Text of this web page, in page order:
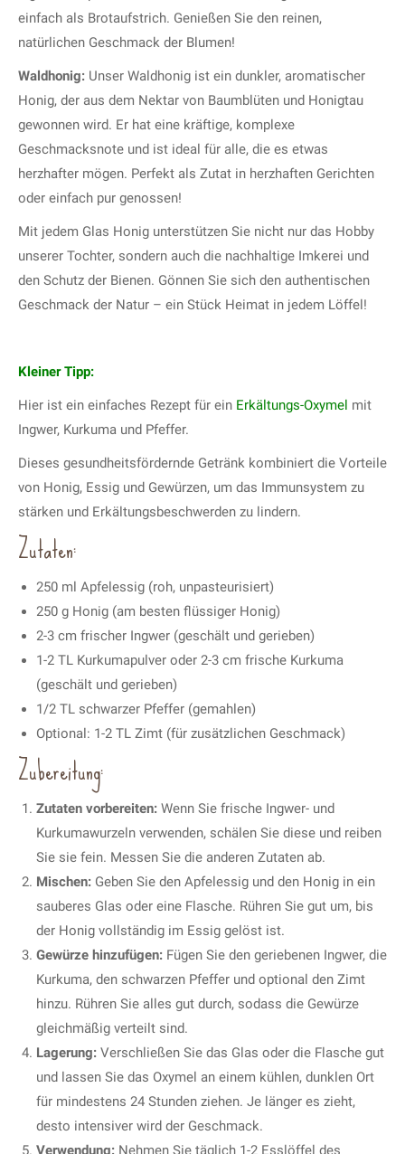
einfach als Brotaufstrich. Genießen Sie den reinen,
natürlichen Geschmack der Blumen!
Waldhonig: Unser Waldhonig ist ein dunkler, aromatischer
Honig, der aus dem Nektar von Baumblüten und Honigtau
gewonnen wird. Er hat eine kräftige, komplexe
Geschmacksnote und ist ideal für alle, die es etwas
herzhafter mögen. Perfekt als Zutat in herzhaften Gerichten
oder einfach pur genossen!
Mit jedem Glas Honig unterstützen Sie nicht nur das Hobby
unserer Tochter, sondern auch die nachhaltige Imkerei und
den Schutz der Bienen. Gönnen Sie sich den authentischen
Geschmack der Natur – ein Stück Heimat in jedem Löffel!
Kleiner Tipp:
Hier ist ein einfaches Rezept für ein Erkältungs-Oxymel mit
Ingwer, Kurkuma und Pfeffer.
Dieses gesundheitsfördernde Getränk kombiniert die Vorteile
von Honig, Essig und Gewürzen, um das Immunsystem zu
stärken und Erkältungsbeschwerden zu lindern.
Zutaten:
250 ml Apfelessig (roh, unpasteurisiert)
250 g Honig (am besten flüssiger Honig)
2-3 cm frischer Ingwer (geschält und gerieben)
1-2 TL Kurkumapulver oder 2-3 cm frische Kurkuma
(geschält und gerieben)
1/2 TL schwarzer Pfeffer (gemahlen)
Optional: 1-2 TL Zimt (für zusätzlichen Geschmack)
Zubereitung:
Zutaten vorbereiten: Wenn Sie frische Ingwer- und
Kurkumawurzeln verwenden, schälen Sie diese und reiben
Sie sie fein. Messen Sie die anderen Zutaten ab.
Mischen: Geben Sie den Apfelessig und den Honig in ein
sauberes Glas oder eine Flasche. Rühren Sie gut um, bis
der Honig vollständig im Essig gelöst ist.
Gewürze hinzufügen: Fügen Sie den geriebenen Ingwer, die
Kurkuma, den schwarzen Pfeffer und optional den Zimt
hinzu. Rühren Sie alles gut durch, sodass die Gewürze
gleichmäßig verteilt sind.
Lagerung: Verschließen Sie das Glas oder die Flasche gut
und lassen Sie das Oxymel an einem kühlen, dunklen Ort
für mindestens 24 Stunden ziehen. Je länger es zieht,
desto intensiver wird der Geschmack.
Verwendung: Nehmen Sie täglich 1-2 Esslöffel des